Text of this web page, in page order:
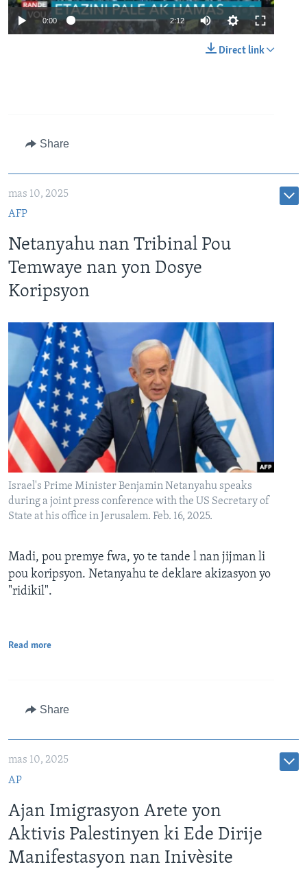
0:00 2:12 Auto
240p
Direct link
Share
mas 10, 2025
AFP
Netanyahu nan Tribinal Pou
Temwaye nan yon Dosye
Koripsyon
Israel's Prime Minister Benjamin Netanyahu speaks
during a joint press conference with the US Secretary of
State at his office in Jerusalem. Feb. 16, 2025.
Madi, pou premye fwa, yo te tande l nan jijman li
pou koripsyon. Netanyahu te deklare akizasyon yo
"ridikil".
Read more
Share
mas 10, 2025
AP
Ajan Imigrasyon Arete yon
Aktivis Palestinyen ki Ede Dirije
Manifestasyon nan Inivèsite